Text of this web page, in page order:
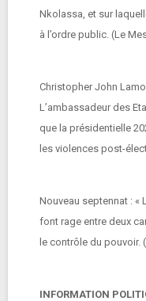
Nkolassa, et sur
à l’ordre public. (Le
Christopher John
L’ambassadeur des
que la présidentielle
les violences post-
Nouveau septennat : «
font rage entre deux
le contrôle du pouvoir.
INFORMATION